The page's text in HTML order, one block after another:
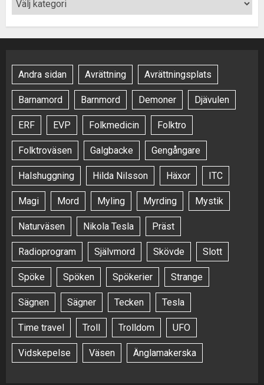
Andra sidan Avrättning Avrättningsplats
Barnamord Barnmord Demoner Djävulen
ERF EVP Folkmedicin Folktro
Folktroväsen Galgbacke Gengångare
Halshuggning Hilda Nilsson Häxor ITC
Magi Mord Myling Myrding Mystik
Naturväsen Nikola Tesla Präst
Radioprogram Självmord Skövde Slott
Spöke Spöken Spökerier Strange
Sägnen Sägner Tecken Tesla
Time travel Troll Trolldom UFO
Vidskepelse Väsen Änglamakerska